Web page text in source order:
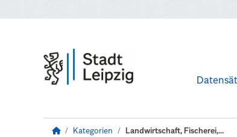
Kategorien Landwirtschaft, Fischerei,...